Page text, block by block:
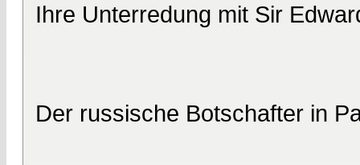
Ihre Unterredung mit Sir
Der russische Botschafter in